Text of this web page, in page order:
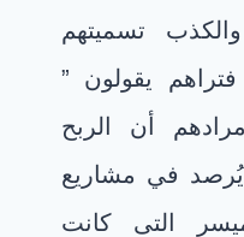
تسميتهم
فتراهم يقولون ”
أن الربح
يُرصد في مشاريع
التى كانت